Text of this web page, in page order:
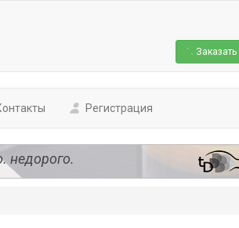
Заказать
Регистрация
недорого.